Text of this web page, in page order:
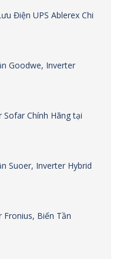
Điện UPS Ablerex Chi
Goodwe, Inverter
Sofar Chính Hãng tại
Suoer, Inverter Hybrid
Fronius, Biến Tần